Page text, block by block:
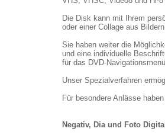
Die Disk kann mit Ihrem
oder einer Collage aus
Sie haben weiter die
und eine individuelle
für das DVD-
Unser Spezialverfahren
Für besondere Anlässe
Negativ, Dia und Foto